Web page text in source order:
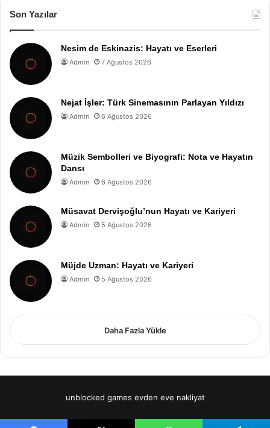
Son Yazılar
Nesim de Eskinazis: Hayatı ve Eserleri
Admin 7 Ağustos 2026
Nejat İşler: Türk Sinemasının Parlayan Yıldızı
Admin 6 Ağustos 2026
Müzik Sembolleri ve Biyografi: Nota ve Hayatın
Dansı
Admin 6 Ağustos 2026
Müsavat Dervişoğlu’nun Hayatı ve Kariyeri
Admin 5 Ağustos 2026
Müjde Uzman: Hayatı ve Kariyeri
Admin 5 Ağustos 2026
Daha Fazla Yükle
unblocked games evden eve nakliyat